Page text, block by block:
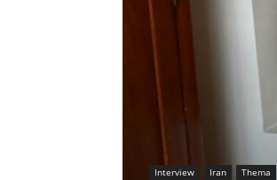
Interview Iran Thema